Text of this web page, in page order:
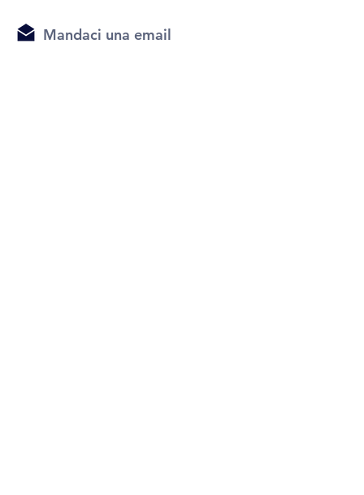
Mandaci una email